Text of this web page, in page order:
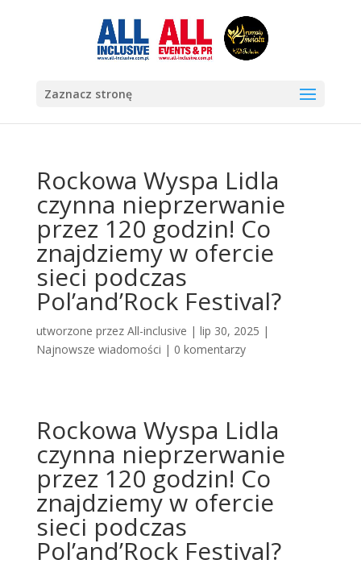
Zaznacz stronę
Rockowa Wyspa Lidla
czynna nieprzerwanie
przez 120 godzin! Co
znajdziemy w ofercie
sieci podczas
Pol’and’Rock Festival?
utworzone przez All-inclusive | lip 30, 2025 |
Najnowsze wiadomości | 0 komentarzy
Rockowa Wyspa Lidla
czynna nieprzerwanie
przez 120 godzin! Co
znajdziemy w ofercie
sieci podczas
Pol’and’Rock Festival?